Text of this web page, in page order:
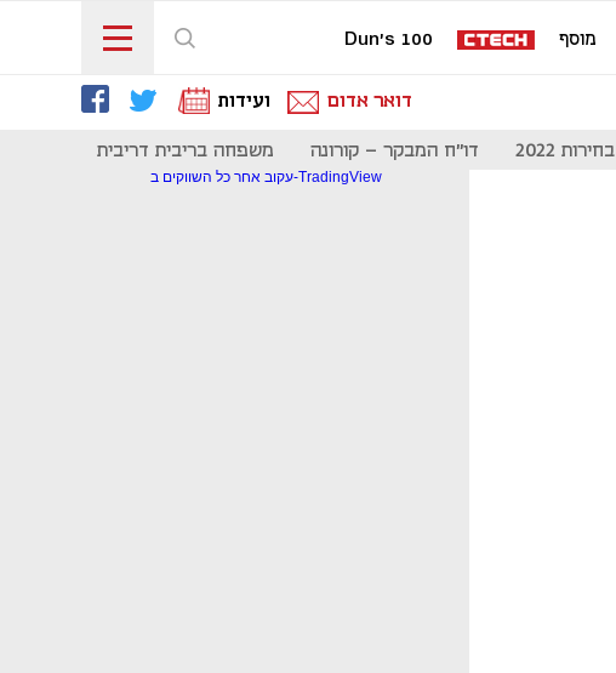
מוסף Dun's 100
דואר אדום ועידות
בחירות 2022 דו"ח המבקר - קורונה משפחה בריבית דריבית
עקוב אחר כל השווקים ב-TradingView